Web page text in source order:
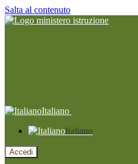
Salta al contenuto
Italiano
Italiano
Accedi